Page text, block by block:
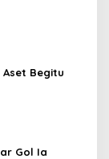
Aset Begitu
Gol Ia